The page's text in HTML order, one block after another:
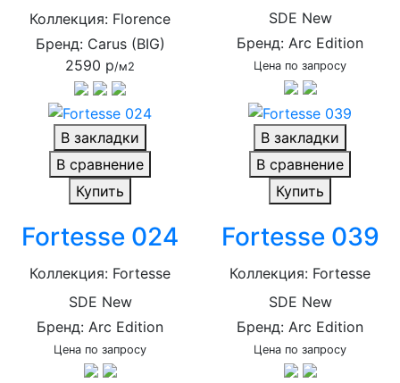
Коллекция: Florence
Бренд: Carus (BIG)
2590 р/м2
SDE New
Бренд: Arc Edition
Цена по запросу
В закладки
В сравнение
Купить
Fortesse 024
Коллекция: Fortesse
SDE New
Бренд: Arc Edition
Цена по запросу
В закладки
В сравнение
Купить
Fortesse 039
Коллекция: Fortesse
SDE New
Бренд: Arc Edition
Цена по запросу